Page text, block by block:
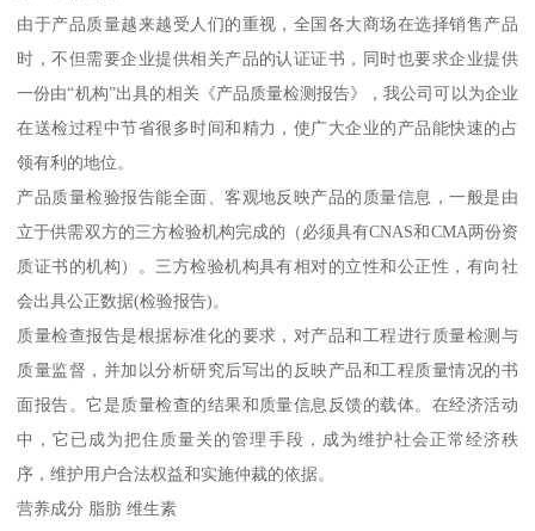
由于产品质量越来越受人们的重视，全国各大商场在选择销售产品
时，不但需要企业提供相关产品的认证证书，同时也要求企业提供
一份由“机构”出具的相关《产品质量检测报告》，我公司可以为企业
在送检过程中节省很多时间和精力，使广大企业的产品能快速的占
领有利的地位。
产品质量检验报告能全面、客观地反映产品的质量信息，一般是由
立于供需双方的三方检验机构完成的（必须具有CNAS和CMA两份资
质证书的机构）。三方检验机构具有相对的立性和公正性，有向社
会出具公正数据(检验报告)。
质量检查报告是根据标准化的要求，对产品和工程进行质量检测与
质量监督，并加以分析研究后写出的反映产品和工程质量情况的书
面报告。它是质量检查的结果和质量信息反馈的载体。在经济活动
中，它已成为把住质量关的管理手段，成为维护社会正常经济秩
序，维护用户合法权益和实施仲裁的依据。
营养成分 脂肪 维生素